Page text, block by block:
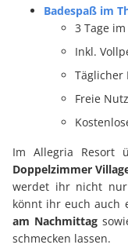
Badespaß im
3 Tage
Inkl.
Täglicher
Freie
Im Allegria Resort
Doppelzimmer
werdet ihr nicht
könnt ihr euch auch
am Nachmittag
schmecken lassen.